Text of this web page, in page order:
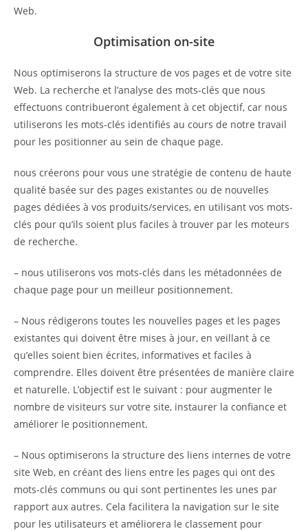
Web.
Optimisation on-site
Nous optimiserons la structure de vos pages et de votre site
Web. La recherche et l’analyse des mots-clés que nous
effectuons contribueront également à cet objectif, car nous
utiliserons les mots-clés identifiés au cours de notre travail
pour les positionner au sein de chaque page.
nous créerons pour vous une stratégie de contenu de haute
qualité basée sur des pages existantes ou de nouvelles
pages dédiées à vos produits/services, en utilisant vos mots-
clés pour qu’ils soient plus faciles à trouver par les moteurs
de recherche.
– nous utiliserons vos mots-clés dans les métadonnées de
chaque page pour un meilleur positionnement.
– Nous rédigerons toutes les nouvelles pages et les pages
existantes qui doivent être mises à jour, en veillant à ce
qu’elles soient bien écrites, informatives et faciles à
comprendre. Elles doivent être présentées de manière claire
et naturelle. L’objectif est le suivant : pour augmenter le
nombre de visiteurs sur votre site, instaurer la confiance et
améliorer le positionnement.
– Nous optimiserons la structure des liens internes de votre
site Web, en créant des liens entre les pages qui ont des
mots-clés communs ou qui sont pertinentes les unes par
rapport aux autres. Cela facilitera la navigation sur le site
pour les utilisateurs et améliorera le classement pour